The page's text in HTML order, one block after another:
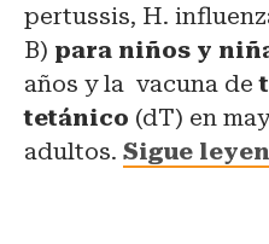
pertussis, H.
B) para niños y
años y la vacuna de
tetánico (dT) en
adultos. Sigue